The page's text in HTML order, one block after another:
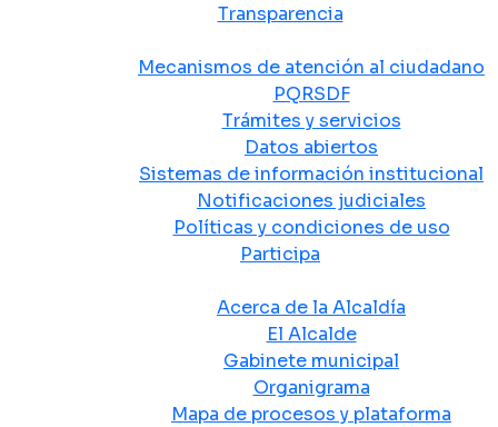
Transparencia
Mecanismos de atención al ciudadano
PQRSDF
Trámites y servicios
Datos abiertos
Sistemas de información institucional
Notificaciones judiciales
Políticas y condiciones de uso
Participa
Acerca de la Alcaldía
El Alcalde
Gabinete municipal
Organigrama
Mapa de procesos y plataforma